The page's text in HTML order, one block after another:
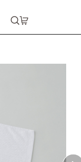
ント印刷 ）